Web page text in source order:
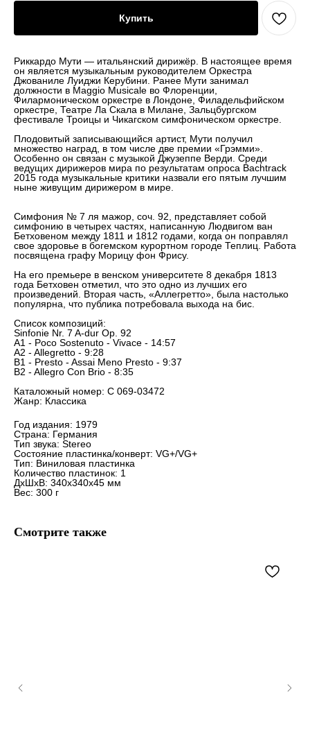
Купить
Риккардо Мути — итальянский дирижёр. В настоящее время
он является музыкальным руководителем Оркестра
Джованиле Луиджи Керубини. Ранее Мути занимал
должности в Maggio Musicale во Флоренции,
Филармоническом оркестре в Лондоне, Филадельфийском
оркестре, Театре Ла Скала в Милане, Зальцбургском
фестивале Троицы и Чикагском симфоническом оркестре.
Плодовитый записывающийся артист, Мути получил
множество наград, в том числе две премии «Грэмми».
Особенно он связан с музыкой Джузеппе Верди. Среди
ведущих дирижеров мира по результатам опроса Bachtrack
2015 года музыкальные критики назвали его пятым лучшим
ныне живущим дирижером в мире.
Симфония № 7 ля мажор, соч. 92, представляет собой
симфонию в четырех частях, написанную Людвигом ван
Бетховеном между 1811 и 1812 годами, когда он поправлял
свое здоровье в богемском курортном городе Теплиц. Работа
посвящена графу Морицу фон Фрису.
На его премьере в венском университете 8 декабря 1813
года Бетховен отметил, что это одно из лучших его
произведений. Вторая часть, «Аллегретто», была настолько
популярна, что публика потребовала выхода на бис.
Список композиций:
Sinfonie Nr. 7 A-dur Op. 92
A1 - Poco Sostenuto - Vivace - 14:57
A2 - Allegretto - 9:28
B1 - Presto - Assai Meno Presto - 9:37
B2 - Allegro Con Brio - 8:35
Каталожный номер: C 069-03472
Жанр: Классика
Год издания: 1979
Страна: Германия
Тип звука: Stereo
Состояние пластинка/конверт: VG+/VG+
Тип: Виниловая пластинка
Количество пластинок: 1
ДxШxВ: 340x340x45 мм
Вес: 300 г
Смотрите также